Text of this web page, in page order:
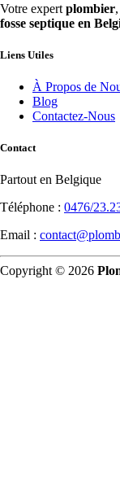
Votre expert plombier,
fosse septique en
Liens Utiles
À Propos de
Blog
Contactez-Nous
Contact
Partout en Belgique
Téléphone : 0476/
Email :
Copyright © 2026